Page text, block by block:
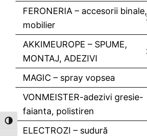
Toggle High Contrast
FERONERIA – accesorii binale,
mobilier
AKKIMEUROPE – SPUME,
MONTAJ, ADEZIVI
MAGIC – spray vopsea
VONMEISTER-adezivi gresie-
faianta, polistiren
ELECTROZI – sudură